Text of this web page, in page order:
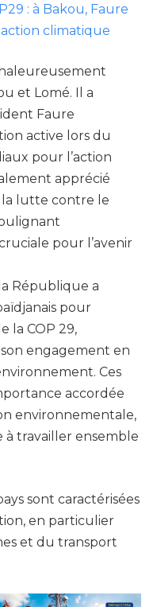
: à Bakou, Faure
climatique
et Lomé. Il a
Faure
active lors du
pour l’action
apprécié
la lutte contre le
pour l’avenir
République a
pour
la COP 29,
engagement en
Ces
accordée
environnementale,
travailler ensemble
sont caractérisées
en particulier
et du transport